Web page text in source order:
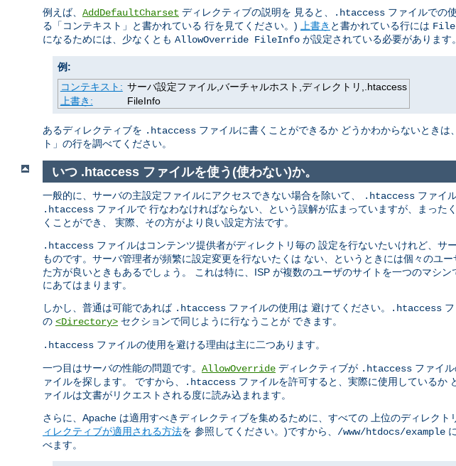
例えば、 AddDefaultCharset ディレクティブの説明を 見ると、 .htaccess ファイルでの
る「コンテキスト」と書かれている 行を見てください。)
上書き と書かれている行には
になるためには、少なくとも AllowOverride FileInfo が設定されている必要があります。
例:
コンテキスト: サーバ設定ファイル,バーチャルホスト,ディレクトリ,.htaccess
上書き:
FileInfo
あるディレクティブを .htaccess ファイルに書くことができるか どうかわからないとき
ト」の行を調べてください。
いつ .htaccess ファイルを使う(使わない)か。
一般的に、サーバの主設定ファイルにアクセスできない場合を除いて、 .htaccess ファイ
.htaccess ファイルで 行なわなければならない、という誤解が広まっていますが、まっ
くことができ、 実際、その方がより良い設定方法です。
.htaccess ファイルはコンテンツ提供者がディレクトリ毎の 設定を行ないたいけれど、
ものです。サーバ管理者が頻繁に設定変更を行ないたくは ない、というときには個々のユー
た方が良いときもあるでしょう。 これは特に、ISP が複数のユーザのサイトを一つのマシ
にあてはまります。
しかし、普通は可能であれば .htaccess ファイルの使用は 避けてください。 .htaccess
の <Directory> セクションで同じように行なうことが できます。
.htaccess ファイルの使用を避ける理由は主に二つあります。
一つ目はサーバの性能の問題です。 AllowOverride ディレクティブが .htaccess ファイ
ァイルを探します。 ですから、
.htaccess ファイルを許可すると、実際に使用しているか
ァイルは文書がリクエストされる度に読み込まれます。
さらに、Apache は適用すべきディレクティブを集めるために、すべての 上位のディレクト
ィレクティブが適用される方法を 参照してください。)ですから、 /www/htdocs/example
べます。